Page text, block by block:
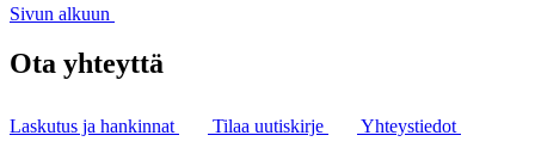
Sivun alkuun
Ota yhteyttä
Laskutus ja hankinnat Tilaa uutiskirje Yhteystiedot